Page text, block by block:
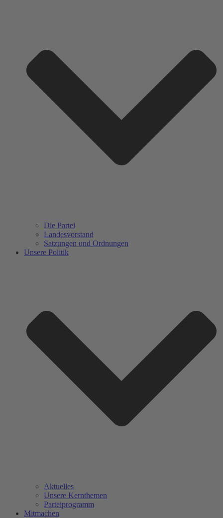
Die Partei
Landesvorstand
Satzungen und Ordnungen
Unsere Politik
Aktuelles
Unsere Kernthemen
Parteiprogramm
Mitmachen